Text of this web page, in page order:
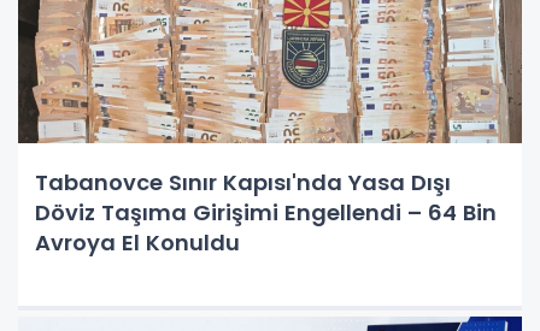
Tabanovce Sınır Kapısı'nda Yasa Dışı
Döviz Taşıma Girişimi Engellendi – 64 Bin
Avroya El Konuldu